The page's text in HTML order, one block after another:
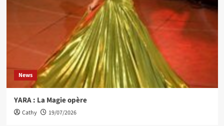
News
YARA : La Magie opère
Cathy 19/07/2026